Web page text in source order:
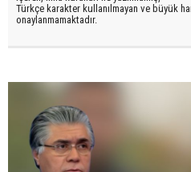
Türkçe karakter kullanılmayan ve büyük
onaylanmamaktadır.